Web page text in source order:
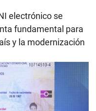
electrónico se
fundamental para
y la modernización